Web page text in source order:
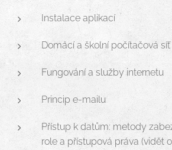
Instalace aplikací
Domácí a školní počítačová síť
Fungování a služby internetu
Princip e-mailu
Přístup k datům: metody
role a přístupová práva (vidět